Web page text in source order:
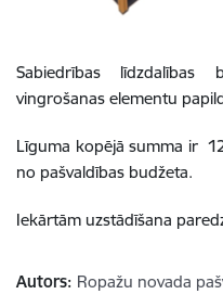
Sabiedrības
vingrošanas elementu
Līguma kopējā summa ir
no pašvaldības budžeta.
Iekārtām uzstādīšana
Autors: Ropažu novada